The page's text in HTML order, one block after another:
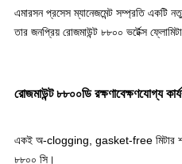
এমারসন প্রসেস ম্যানেজমেন্ট সম্প্রতি একটি
তার জনপ্রিয় রোজমাউন্ট ৮৮০০ ভর্টেক্স
রোজমাউন্ট ৮৮০০ডি রক্ষণাবেক্ষণযোগ্য
একই অ-clogging, gasket-free মিটার
৮৮০০ সি।